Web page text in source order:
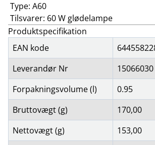
Type: A60
Tilsvarer: 60 W glødelampe
Produktspecifikation
EAN kode
Leverandør Nr
15066030
Forpakningsvolume (l)
0.95
Bruttovægt (g)
170,00
Nettovægt (g)
153,00